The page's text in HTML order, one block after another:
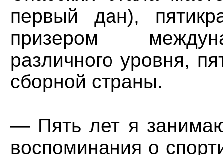
первый дан),
призером
различного уровня,
сборной страны.
— Пять лет я
воспоминания о